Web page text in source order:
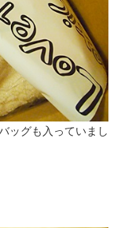
ッグも入っていまし